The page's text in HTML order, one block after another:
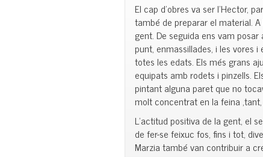
El cap d’obres va ser l’Hector,
també de preparar el material.
gent. De seguida ens vam
punt, enmassillades, i les vores
totes les edats. Els més grans
equipats amb rodets i pinzells.
pintant alguna paret que no
molt concentrat en la feina
L’actitud positiva de la gent, el
de fer-se feixuc fos, fins i tot,
Marzia també van contribuir a